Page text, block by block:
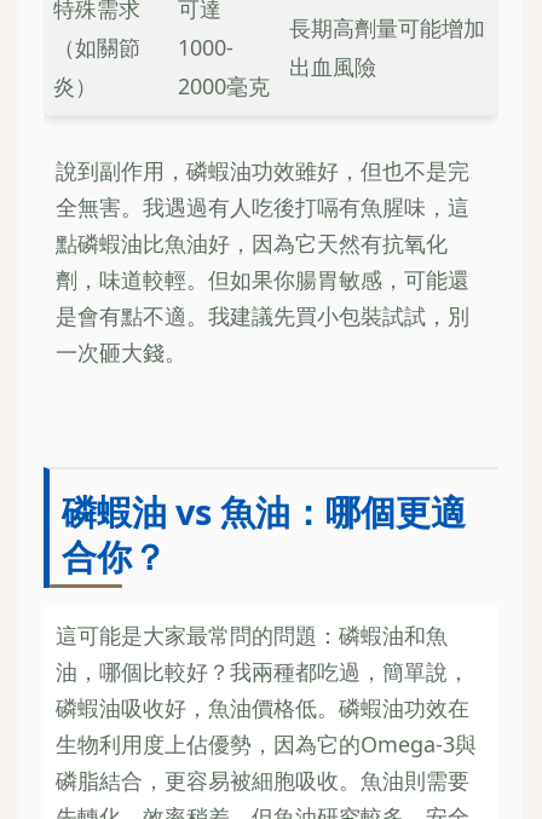
特殊需求
（如關節
炎）
可達
1000-
2000毫克
長期高劑量可能增加
出血風險
說到副作用，磷蝦油功效雖好，但也不是完
全無害。我遇過有人吃後打嗝有魚腥味，這
點磷蝦油比魚油好，因為它天然有抗氧化
劑，味道較輕。但如果你腸胃敏感，可能還
是會有點不適。我建議先買小包裝試試，別
一次砸大錢。
磷蝦油 vs 魚油：哪個更適
合你？
這可能是大家最常問的問題：磷蝦油和魚
油，哪個比較好？我兩種都吃過，簡單說，
磷蝦油吸收好，魚油價格低。磷蝦油功效在
生物利用度上佔優勢，因為它的Omega-3與
磷脂結合，更容易被細胞吸收。魚油則需要